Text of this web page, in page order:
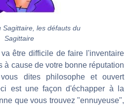
Sagittaire, les défauts du
Sagittaire
être difficile de faire l'inventaire
à cause de votre bonne réputation
dites philosophe et ouvert
est une façon d'échapper à la
que vous trouvez "ennuyeuse",